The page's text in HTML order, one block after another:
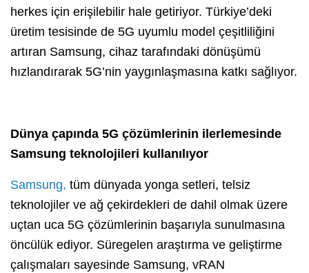
herkes için erişilebilir hale getiriyor. Türkiye’deki
üretim tesisinde de 5G uyumlu model çeşitliliğini
artıran Samsung, cihaz tarafındaki dönüşümü
hızlandırarak 5G’nin yaygınlaşmasına katkı sağlıyor.
Dünya çapında 5G çözümlerinin ilerlemesinde
Samsung teknolojileri kullanılıyor
Samsung, tüm dünyada yonga setleri, telsiz
teknolojiler ve ağ çekirdekleri de dahil olmak üzere
uçtan uca 5G çözümlerinin başarıyla sunulmasına
öncülük ediyor. Süregelen araştırma ve geliştirme
çalışmaları sayesinde Samsung, vRAN